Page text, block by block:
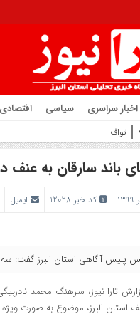
اخبار سراسری سیاسی اقتصادی
توافق ایران و عمان بر سر مس
باند سارقان به عنف
کد خبر 12028 ایمیل
پلیس آگاهی استان البرز گفت:
تارا نیوز، سرهنگ محمد
استان البرز، موضوع به صورت